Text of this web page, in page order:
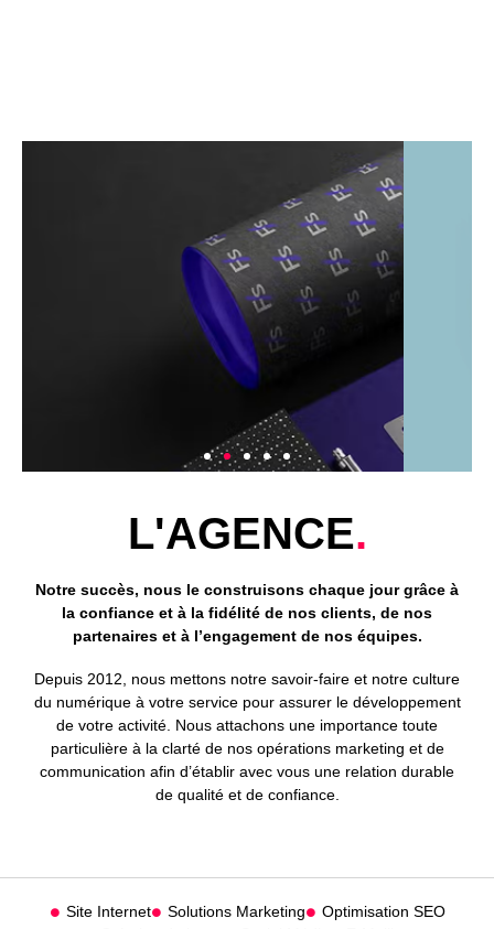
SITE INTERNET
PRÉSENTER
VOTRE ENTREPRISE
DÉCOUVRIR
L'AGENCE.
Notre succès, nous le construisons chaque jour grâce à
la confiance et à la fidélité de nos clients, de nos
partenaires et à l’engagement de nos équipes.
Depuis 2012, nous mettons notre savoir-faire et notre culture
du numérique à votre service pour assurer le développement
de votre activité. Nous attachons une importance toute
particulière à la clarté de nos opérations marketing et de
communication afin d’établir avec vous une relation durable
de qualité et de confiance.
Site Internet Solutions Marketing
Optimisation SEO